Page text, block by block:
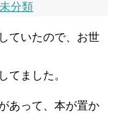
未分類
ていたので、お世
てました。
あって、本が置か